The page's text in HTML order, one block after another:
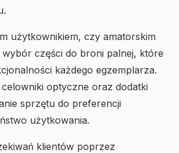
użytkownikiem, czy amatorskim
części do broni palnej, które
każdego egzemplarza.
optyczne oraz dodatki
sprzętu do preferencji
użytkowania.
klientów poprzez